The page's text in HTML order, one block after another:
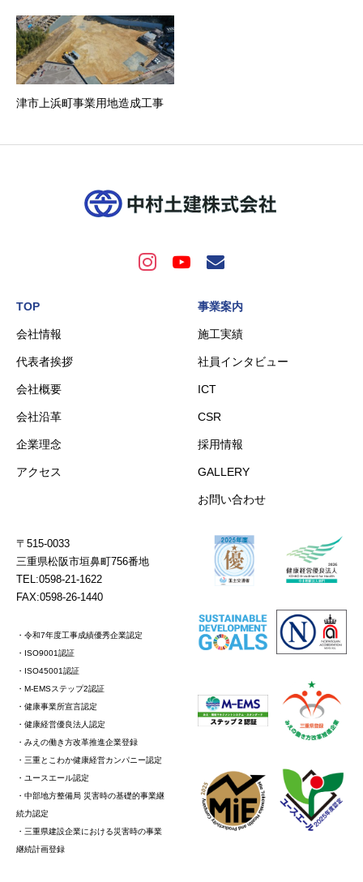
津市上浜町事業用地造成工事
TOP
会社情報
代表者挨拶
会社概要
会社沿革
企業理念
アクセス
事業案内
施工実績
社員インタビュー
ICT
CSR
採用情報
GALLERY
お問い合わせ
〒515-0033
三重県松阪市垣鼻町756番地
TEL:0598-21-1622
FAX:0598-26-1440
・令和7年度工事成績優秀企業認定
・ISO9001認証
・ISO45001認証
・M-EMSステップ2認証
・健康事業所宣言認定
・健康経営優良法人認定
・みえの働き方改革推進企業登録
・三重とこわか健康経営カンパニー認定
・ユースエール認定
・中部地方整備局 災害時の基礎的事業継
続力認定
・三重県建設企業における災害時の事業
継続計画登録